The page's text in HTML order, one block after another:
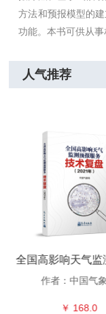
方法和预报模型的
功能。本书可供从事
人气推荐
作者：中国气
￥ 168.0